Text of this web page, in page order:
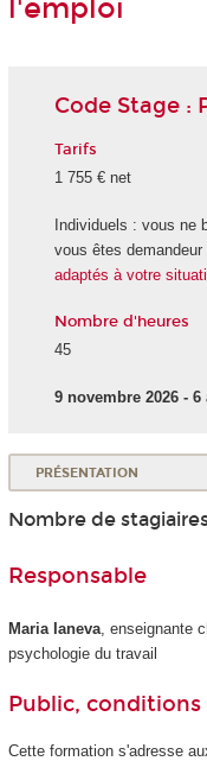
l'emploi
Code Stage :
Tarifs
1 755 € net
Individuels : vous ne
vous êtes demandeur
adaptés à votre
Nombre d'heures
45
9 novembre 2026 - 6
PRÉSENTATION
Nombre de
Responsable
Maria Ianeva, enseignante
psychologie du travail
Public, conditions
Cette formation s'adresse